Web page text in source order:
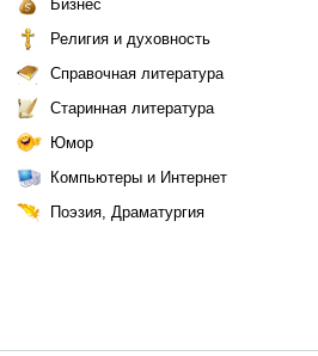
Бизнес
Религия и духовность
Справочная литература
Старинная литература
Юмор
Компьютеры и Интернет
Поэзия, Драматургия